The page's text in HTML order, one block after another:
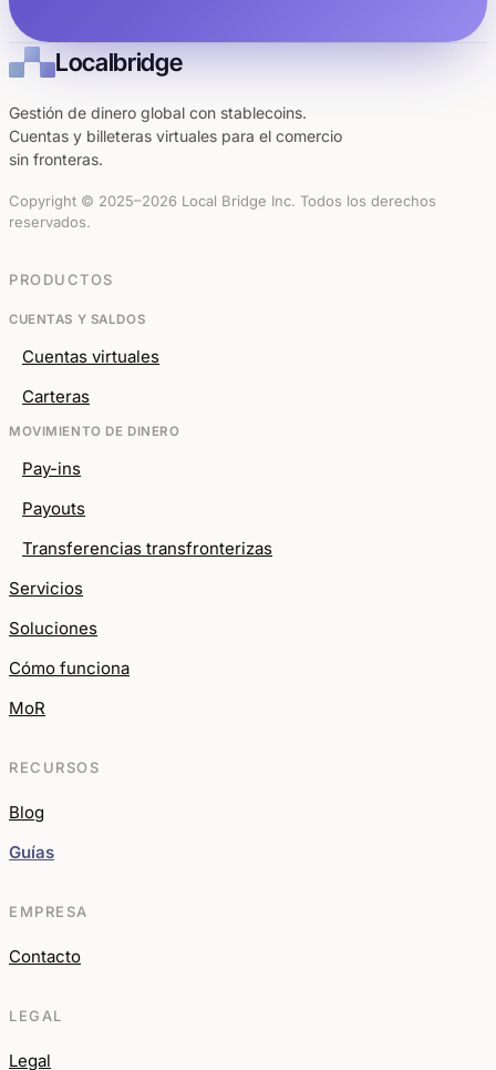
Localbridge
Gestión de dinero global con stablecoins.
Cuentas y billeteras virtuales para el comercio
sin fronteras.
Copyright © 2025–2026 Local Bridge Inc. Todos los derechos
reservados.
PRODUCTOS
CUENTAS Y SALDOS
Cuentas virtuales
Carteras
MOVIMIENTO DE DINERO
Pay-ins
Payouts
Transferencias transfronterizas
Servicios
Soluciones
Cómo funciona
MoR
RECURSOS
Blog
Guías
EMPRESA
Contacto
LEGAL
Legal